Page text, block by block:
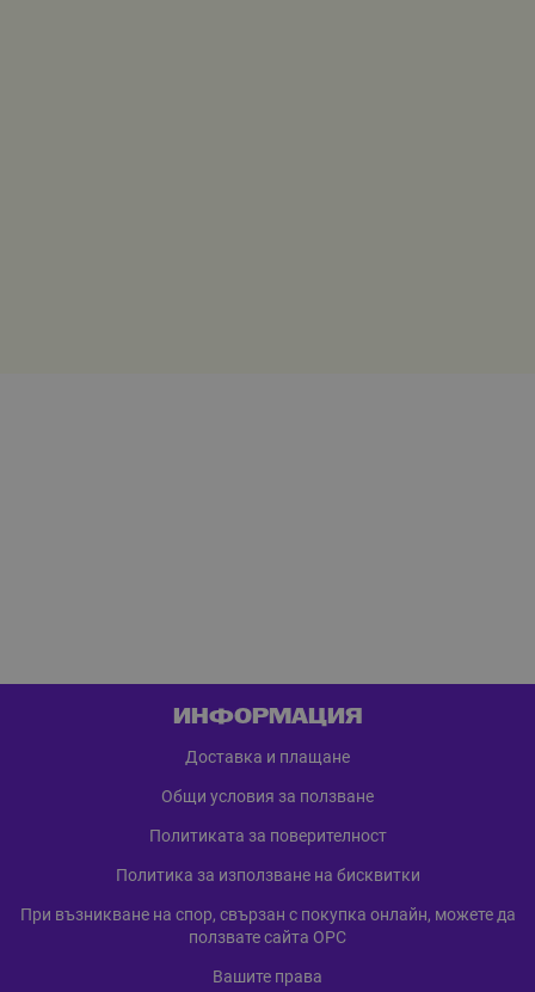
ИНФОРМАЦИЯ
Доставка и плащане
Общи условия за ползване
Политиката за поверителност
Политика за използване на бисквитки
При възникване на спор, свързан с покупка онлайн, можете да
ползвате сайта ОРС
Вашите права